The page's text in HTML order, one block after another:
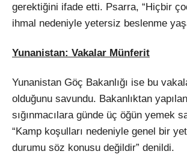
gerektiğini ifade etti. Psarra, “Hiçbir
ihmal nedeniyle yetersiz beslenme
Yunanistan: Vakalar Münferit
Yunanistan Göç Bakanlığı ise bu
olduğunu savundu. Bakanlıktan
sığınmacılara günde üç öğün yemek
“Kamp koşulları nedeniyle genel bir
durumu söz konusu değildir” denildi.